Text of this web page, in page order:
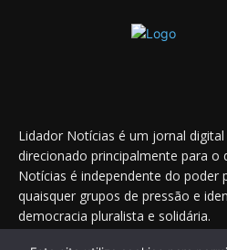
Lidador Notícias é um jornal
direcionado principalmente para o
Notícias é independente do poder
quaisquer grupos de pressão e
democracia pluralista e solidária.